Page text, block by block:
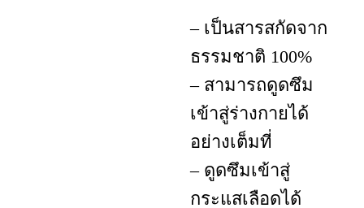
– เป็นสารสกัดจาก
ธรรมชาติ 100%
– สามารถดูดซึม
เข้าสู่ร่างกายได้
อย่างเต็มที่
– ดูดซึมเข้าสู่
กระแสเลือดได้